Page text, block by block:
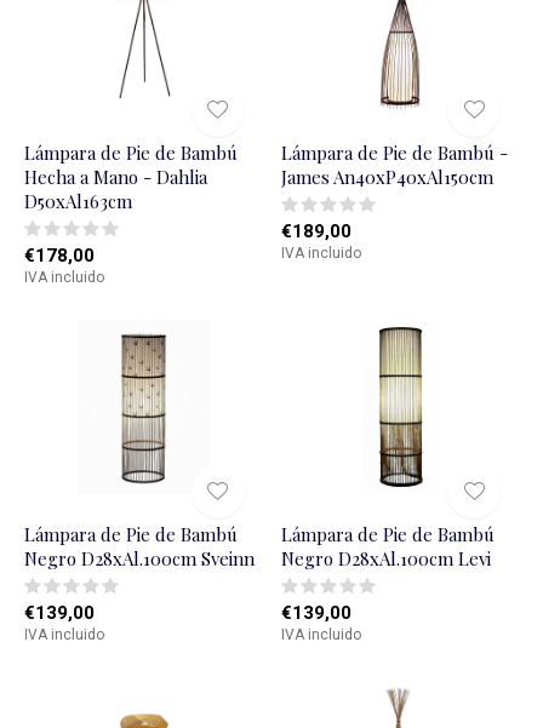
Lámpara de Pie de Bambú
Hecha a Mano - Dahlia
D50xAl163cm
€178,00
IVA incluido
Lámpara de Pie de Bambú -
James An40xP40xAl150cm
€189,00
IVA incluido
Lámpara de Pie de Bambú
Negro D28xAl.100cm Sveinn
€139,00
IVA incluido
Lámpara de Pie de Bambú
Negro D28xAl.100cm Levi
€139,00
IVA incluido